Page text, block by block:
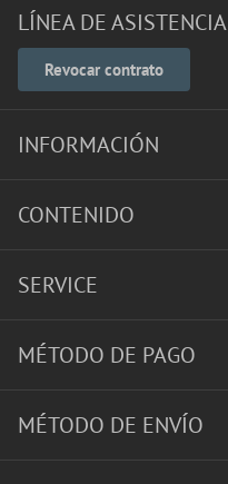
LÍNEA DE ASISTENCIA
Revocar contrato
INFORMACIÓN
CONTENIDO
SERVICE
MÉTODO DE PAGO
MÉTODO DE ENVÍO